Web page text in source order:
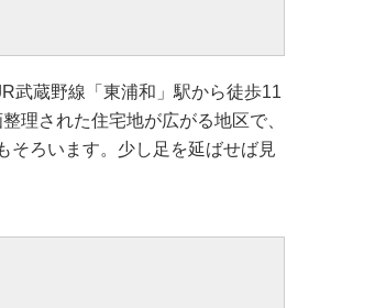
武蔵野線「東浦和」駅から徒歩11
理された住宅地が広がる地区で、
そろいます。少し足を延ばせば見